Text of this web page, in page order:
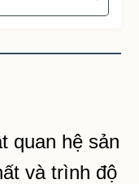
quan hệ sản
và trình độ